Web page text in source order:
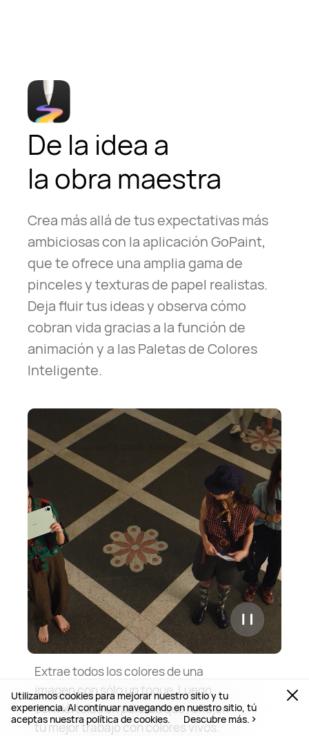
Utilizamos cookies para mejorar nuestro sitio y tu
experiencia. Al continuar navegando en nuestro sitio, tú
aceptas nuestra política de cookies.
Descubre más.
De la idea a
la obra maestra
Crea más allá de tus expectativas más
ambiciosas con la aplicación GoPaint,
que te ofrece una amplia gama de
pinceles y texturas de papel realistas.
Deja fluir tus ideas y observa cómo
cobran vida gracias a la función de
animación y a las Paletas de Colores
Inteligente.
Extrae todos los colores de una
imagen con sólo un toque. Luego,
conviértelos en paletas que reflejen
tu mejor trabajo con colores vivos.